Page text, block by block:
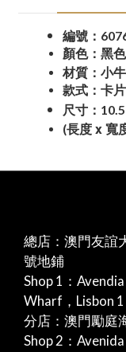
編號：
顏色：黑色
材質：小
款式：卡
尺寸：
(長度 x 寬
總店：澳門友誼
號地鋪
Shop 1：
Wharf，Lisbon
分店：澳門勵庭
Shop 2：